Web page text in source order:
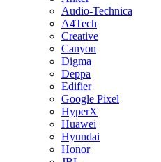
Audio-Technica
A4Tech
Creative
Canyon
Digma
Deppa
Edifier
Google Pixel
HyperX
Huawei
Hyundai
Honor